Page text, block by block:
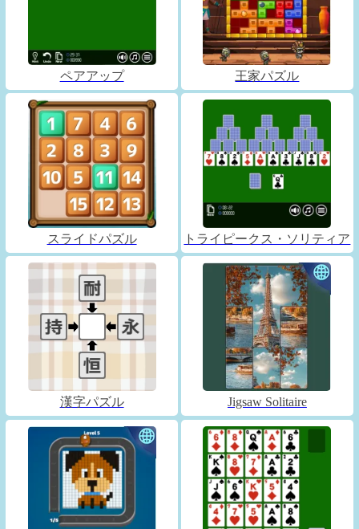
ペアアップ 王家パズル
スライドパズル トライピークス・ソリティア
漢字パズル Jigsaw Solitaire